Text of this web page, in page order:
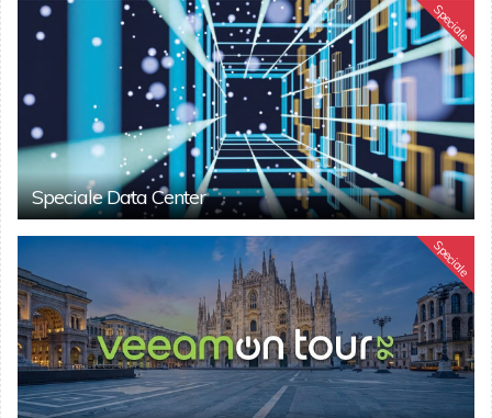
Speciale
Speciale Data Center
Speciale